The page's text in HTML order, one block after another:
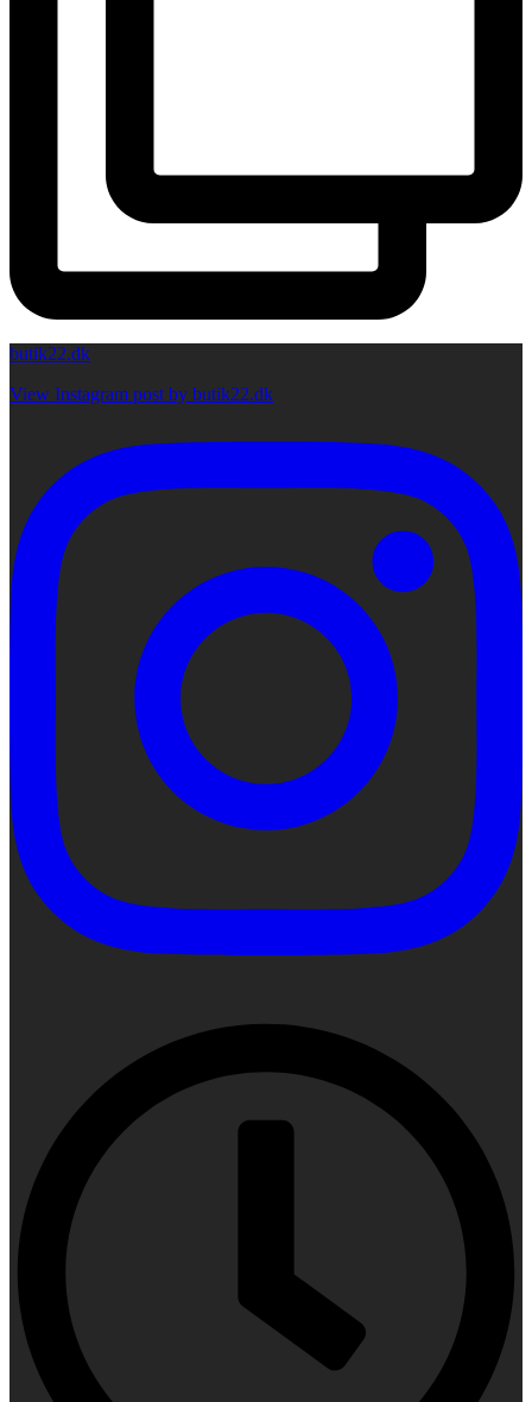
butik22.dk
View Instagram post by butik22.dk